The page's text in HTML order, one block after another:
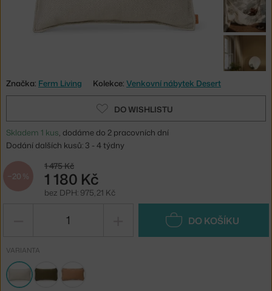
Značka: Ferm Living Kolekce: Venkovní nábytek Desert
DO WISHLISTU
Skladem 1 kus, dodáme do 2 pracovních dní
Dodání dalších kusů: 3 - 4 týdny
−20 %
1 475 Kč
1 180 Kč
bez DPH: 975,21 Kč
DO KOŠÍKU
VARIANTA